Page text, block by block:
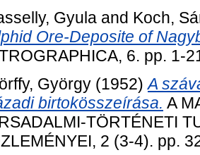
Gyula and Koch,
Ore-Deposite of
6. pp. 1-
György (1952)A
birtokösszeírása. A
TÖRTÉNETI
2 (3-4). pp.